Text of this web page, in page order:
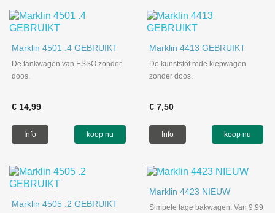
Marklin 4501 .4 GEBRUIKT
De tankwagen van ESSO zonder
doos.
€ 14,99
Info koop nu
Marklin 4413 GEBRUIKT
De kunststof rode kiepwagen
zonder doos.
€ 7,50
Info koop nu
Marklin 4505 .2 GEBRUIKT
Marklin 4423 NIEUW
Simpele lage bakwagen. Van 9,99